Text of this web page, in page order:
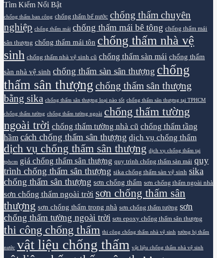
Tìm Kiếm Nổi Bật
chống thấm ban công chống thấm bể nước chống thấm chuyên
nghiệp chống thấm mái chống thấm mái bê tông chống thấm mái
sân thượng chống thấm mái tôn chống thấm nhà vệ
sinh chống thấm nhà vệ sinh cũ chống thấm sàn mái chống thấm
sàn nhà vệ sinh chống thấm sàn sân thượng chống
thấm sân thượng chống thấm sân thượng
bằng sika chống thấm sân thượng loại nào tốt chống thấm sân thượng tại TPHCM
chống thấm tường chống thấm tường ngoài chống thấm tường
ngoài trời chống thấm tường nhà cũ chống thấm tầng
hầm cách chống thấm sân thượng dịch vụ chống thấm
dịch vụ chống thấm sân thượng dịch vụ chống thấm tại
tphcm giá chống thấm sân thượng quy trình chống thấm sàn mái quy
trình chống thấm sân thượng sika chống thấm sàn vệ sinh sika
chống thấm sân thượng sơn chống thấm sơn chống thấm ngoài nhà
sơn chống thấm ngoài trời sơn chống thấm sân
thượng sơn chống thấm trong nhà sơn chống thấm tường sơn
chống thấm tường ngoài trời sơn epoxy chống thấm sân thượng
thi công chống thấm thi công chống thấm nhà vệ sinh tường bị thấm
nước vật liệu chống thấm vật liệu chống thấm nhà vệ sinh